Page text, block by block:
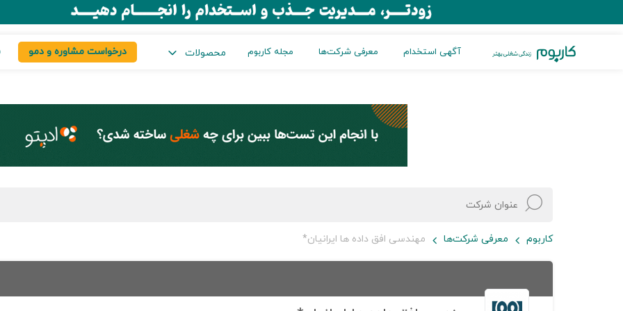
آگهی استخدام معرفی شرکت‌ها مجله کاربوم محصولات درخواست مشاوره و دمو
کاربوم معرفی شرکت‌ها مهندسی افق داده ها ایرانیان*